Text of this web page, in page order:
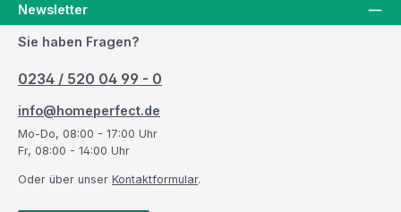
Newsletter
Sie haben Fragen?
0234 / 520 04 99 - 0
info@homeperfect.de
Mo-Do, 08:00 - 17:00 Uhr
Fr, 08:00 - 14:00 Uhr
Oder über unser Kontaktformular.